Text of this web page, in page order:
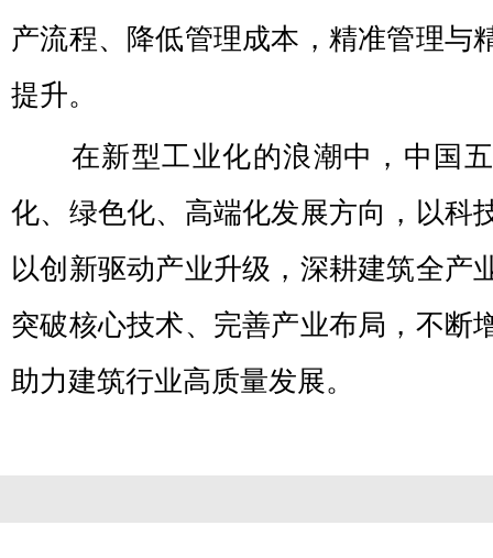
产流程、降低管理成本，精准管理与
提升。
在新型工业化的浪潮中，中国
化、绿色化、高端化发展方向，以科
以创新驱动产业升级，深耕建筑全产
突破核心技术、完善产业布局，不断
助力建筑行业高质量发展。